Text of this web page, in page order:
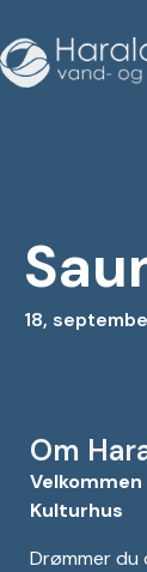
18,
Om
Kulturhus
Drømmer